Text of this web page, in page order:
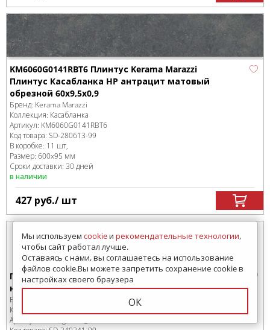
KM6060G0141RBT6 Плинтус Kerama Marazzi
Плинтус Касабланка HP антрацит матовый
обрезной 60x9,5x0,9
Бренд: Kerama Marazzi
Коллекция: Касабланка
Артикул: KM6060G0141RBT6
Код товара: SD-280613-99
В коробке: 11 шт,
Размер: 600x95 мм
Сроки доставки: 30 дней
в наличии
427 руб./ шт
Плинтус Estima Плинтус TE04 Terra
неполированный 7x60
Бренд:
Коллекция:
Артикул:
Мы используем cookieи рекомендательные технологии,
чтобы сайт работал лучше.
Оставаясь с нами, вы соглашаетесь на использование
файлов cookie.Вы можете запретить сохранение cookie в
настройках своего браузера
ОК